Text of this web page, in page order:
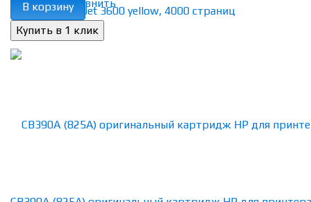
избранное сравнить
В корзину